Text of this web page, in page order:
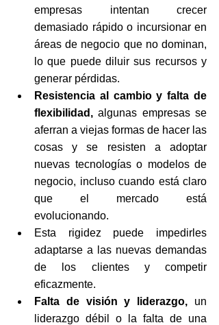
empresas intentan crecer
demasiado rápido o incursionar en
áreas de negocio que no dominan,
lo que puede diluir sus recursos y
generar pérdidas.
Resistencia al cambio y falta de
flexibilidad, algunas empresas se
aferran a viejas formas de hacer las
cosas y se resisten a adoptar
nuevas tecnologías o modelos de
negocio, incluso cuando está claro
que el mercado está
evolucionando.
Esta rigidez puede impedirles
adaptarse a las nuevas demandas
de los clientes y competir
eficazmente.
Falta de visión y liderazgo, un
liderazgo débil o la falta de una